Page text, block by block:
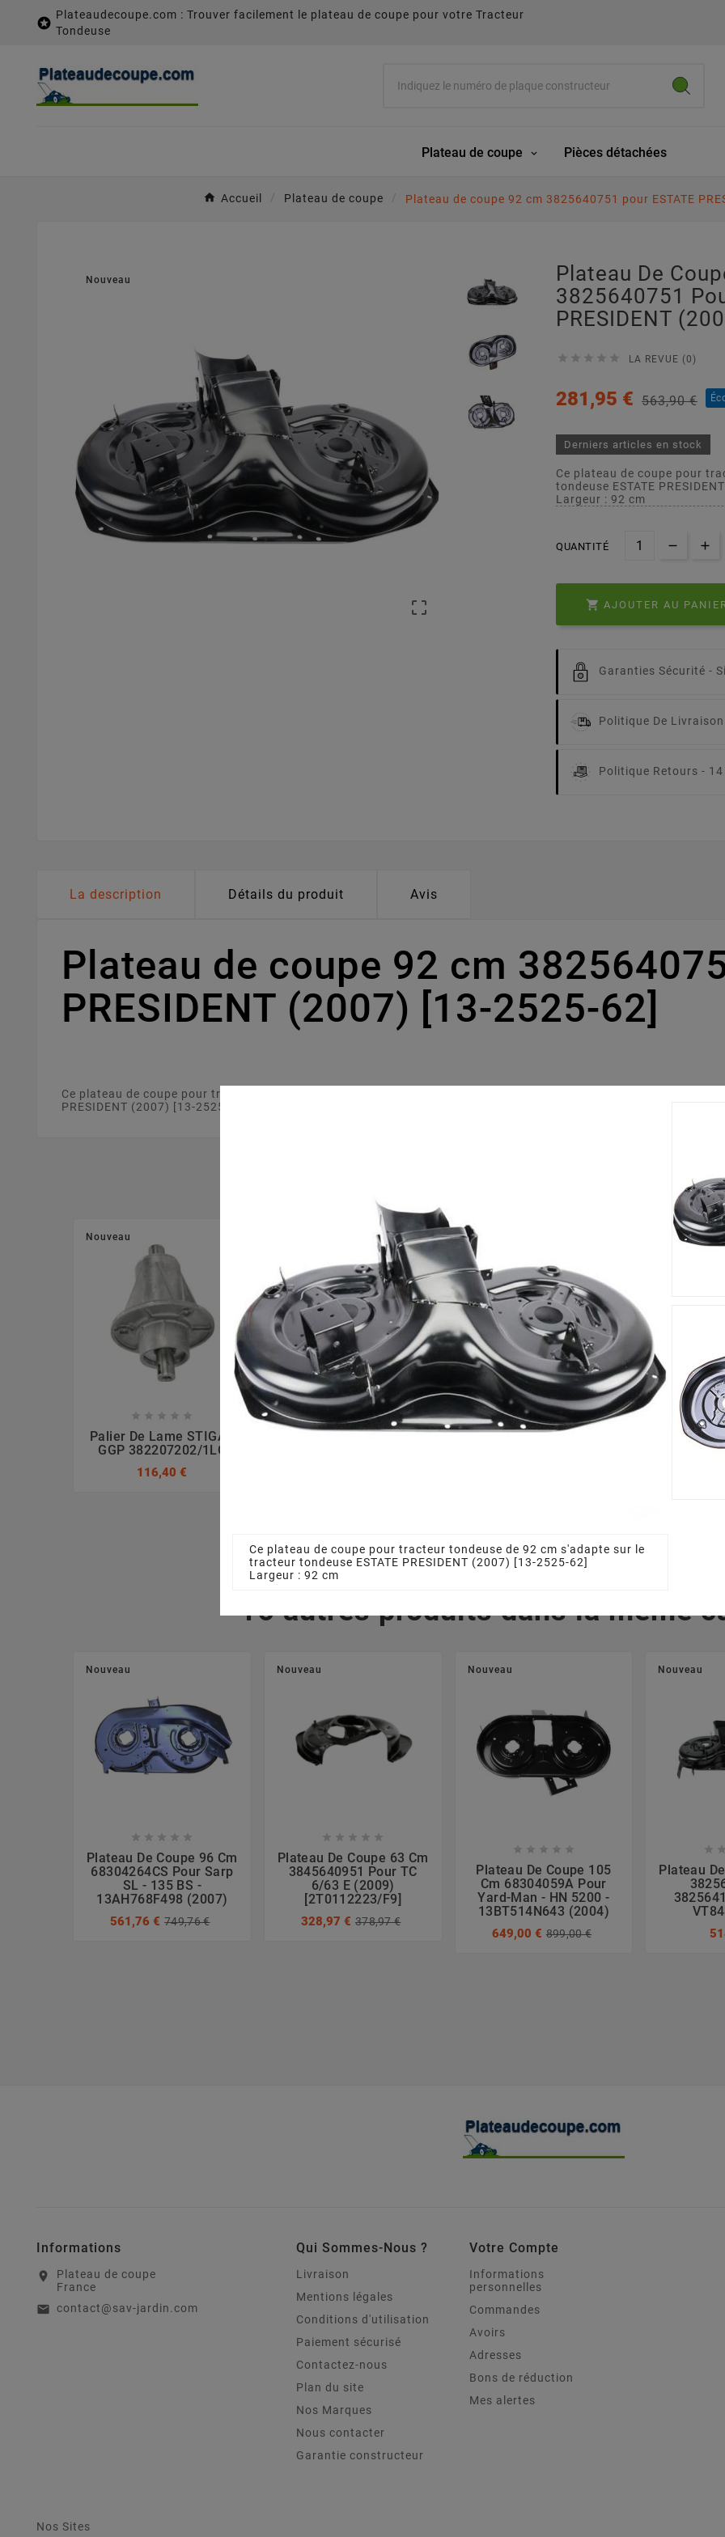

Plateaudecoupe.com : Trouver facilement le plateau de coupe pour votre Tracteur
Tondeuse
Plateau de coupe Pièces détachées
Accueil Plateau de coupe Plateau de coupe 92 cm 3825640751 pour ESTATE
Nouveau

Plateau De
3825640751
PRESIDENT
     LA REVUE (0)
281,95 € 563,90 €
Derniers articles en stock
Ce plateau de coupe pour
tondeuse ESTATE
Largeur : 92 cm
QUANTITÉ
 AJOUTER AU
Garanties Sécurité -
Politique De Livraison
Politique Retours -
La description Détails du produit Avis
Plateau de coupe 92 cm
PRESIDENT (2007) [13-2525-62]
Ce plateau de coupe pour tracteur tondeuse de 92 cm s'adapte sur le tracteur tondeuse ESTATE PRESIDENT
PRESIDENT (2007) [13-2525-62]. Ce plateau de coupe est fabriqué à partir d'un matériau solide et résistant.
Nouveau
    
Palier De Lame STIGA -
GGP 382207202/1LC
116,40 €
 
Palier De Lame STIGA -
Nouveau
 
Courroie STIGA - GGP
Nouveau

Lame
92 Ailette
16 autres produits dans la même
Nouveau
    
Plateau De Coupe 96 Cm
68304264CS Pour Sarp
SL - 135 BS -
13AH768F498 (2007)
561,76 € 749,76 €
Nouveau
    
Plateau De Coupe 63 Cm
3845640951 Pour TC
6/63 E (2009)
[2T0112223/F9]
328,97 € 378,97 €
Nouveau
    
Plateau De Coupe 105
Cm 68304059A Pour
Yard-Man - HN 5200 -
13BT514N643 (2004)
649,00 € 899,00 €
Nouveau
 
Plateau
Ce plateau de coupe pour tracteur tondeuse de 92 cm s'adapte sur le
tracteur tondeuse ESTATE PRESIDENT (2007) [13-2525-62]
Largeur : 92 cm
Informations
location_on
Plateau de coupe
France
email contact@sav-jardin.com
Qui Sommes-Nous ?
Livraison
Mentions légales
Conditions d'utilisation
Paiement sécurisé
Contactez-nous
Plan du site
Nos Marques
Nous contacter
Garantie constructeur
Votre Compte
Informations
personnelles
Commandes
Avoirs
Adresses
Bons de réduction
Mes alertes
Nos Sites